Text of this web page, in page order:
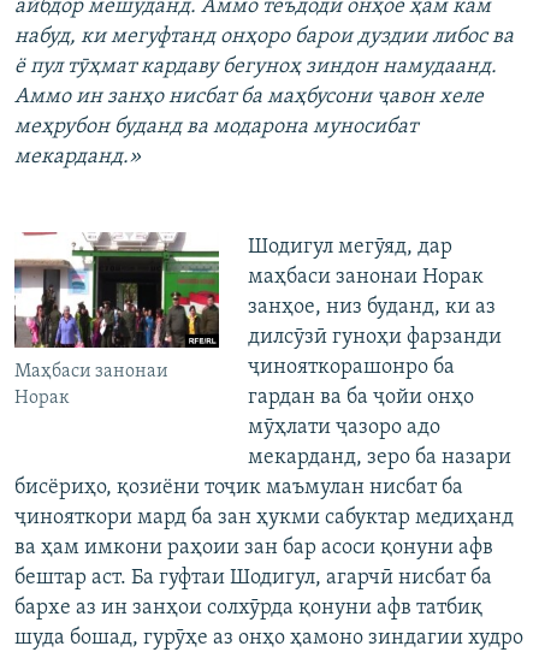
айбдор мешуданд. Аммо теъдоди онҳое ҳам кам
набуд, ки мегуфтанд онҳоро барои дуздии либос ва
ё пул тӯҳмат кардаву бегуноҳ зиндон намудаанд.
Аммо ин занҳо нисбат ба маҳбусони ҷавон хеле
меҳрубон буданд ва модарона муносибат
мекарданд.»
Маҳбаси занонаи
Норак
Шодигул мегӯяд, дар
маҳбаси занонаи Норак
занҳое, низ буданд, ки аз
дилсӯзӣ гуноҳи фарзанди
ҷинояткорашонро ба
гардан ва ба ҷойи онҳо
мӯҳлати ҷазоро адо
мекарданд, зеро ба назари
бисёриҳо, қозиёни тоҷик маъмулан нисбат ба
ҷинояткори мард ба зан ҳукми сабуктар медиҳанд
ва ҳам имкони раҳоии зан бар асоси қонуни афв
бештар аст. Ба гуфтаи Шодигул, агарчӣ нисбат ба
бархе аз ин занҳои солхӯрда қонуни афв татбиқ
шуда бошад, гурӯҳе аз онҳо ҳамоно зиндагии худро